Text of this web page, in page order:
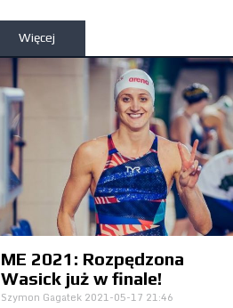
Więcej
ME 2021: Rozpędzona
Wasick już w finale!
Szymon Gagatek 2021-05-17 21:46